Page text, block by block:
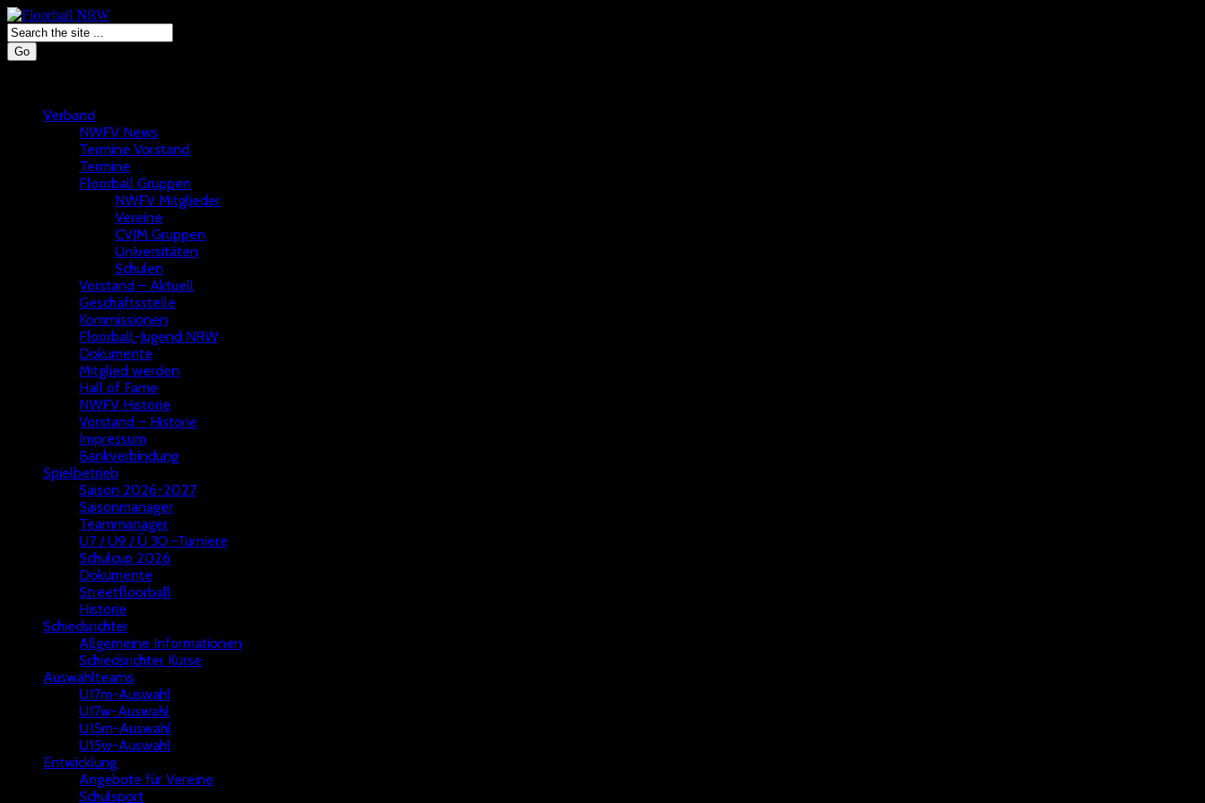
Go
Verband
NWFV News
Termine Vorstand
Termine
Floorball Gruppen
NWFV Mitglieder
Vereine
CVJM Gruppen
Universitäten
Schulen
Vorstand – Aktuell
Geschäftsstelle
Kommissionen
Floorball-Jugend NRW
Dokumente
Mitglied werden
Hall of Fame
NWFV Historie
Vorstand – Historie
Impressum
Bankverbindung
Spielbetrieb
Saison 2026-2027
Saisonmanager
Teammanager
U7 / U9 / Ü 30 -Turniere
Schulcup 2026
Dokumente
Streetfloorball
Historie
Schiedsrichter
Allgemeine Informationen
Schiedsrichter Kurse
Auswahlteams
U17m-Auswahl
U17w-Auswahl
U15m-Auswahl
U15w-Auswahl
Entwicklung
Angebote für Vereine
Schulsport